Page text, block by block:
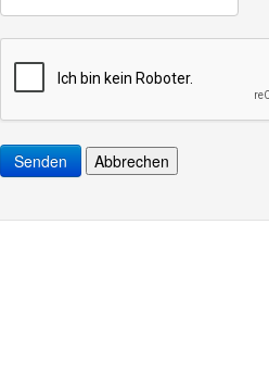
Senden Abbrechen